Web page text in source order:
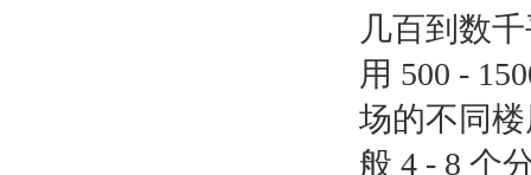
几百到数
用 500 -
场的不同
般 4 - 8 个